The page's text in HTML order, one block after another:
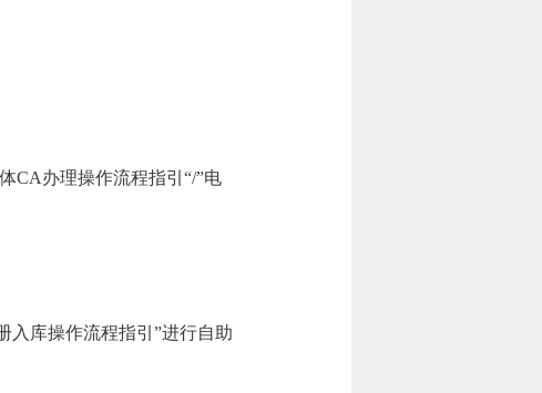
CA办理操作流程指引“/”电
入库操作流程指引”进行自助